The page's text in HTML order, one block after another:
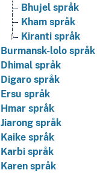
Bhujel språk
Kham språk
Kiranti språk
Burmansk-lolo språk
Dhimal språk
Digaro språk
Ersu språk
Hmar språk
Jiarong språk
Kaike språk
Karbi språk
Karen språk